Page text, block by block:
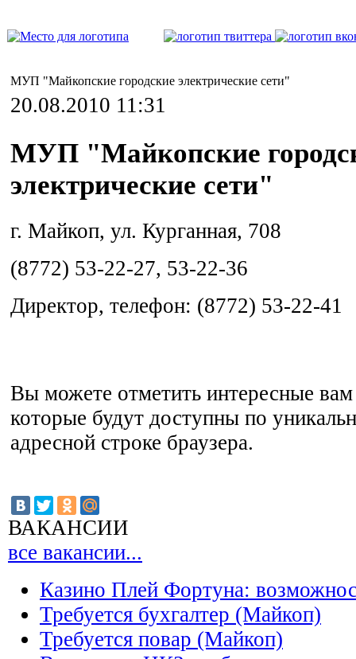
МУП "Майкопские городские электрические сети"
20.08.2010 11:31
МУП "Майкопские
электрические сети"
г. Майкоп, ул. Курганная, 708
(8772) 53-22-27, 53-22-36
Директор, телефон: (8772) 53-22-41
Вы можете отметить интересные
которые будут доступны по
адресной строке браузера.
ВАКАНСИИ
все вакансии...
Казино Плей Фортуна:
Требуется бухгалтер (Майкоп)
Требуется повар (Майкоп)